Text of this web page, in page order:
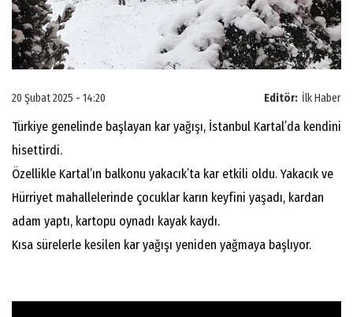
Editör: İlk Haber
20 Şubat 2025 - 14:20
Türkiye genelinde başlayan kar yağışı, İstanbul Kartal’da kendini
hisettirdi.
Özellikle Kartal’ın balkonu yakacık’ta kar etkili oldu. Yakacık ve
Hürriyet mahallelerinde çocuklar karın keyfini yaşadı, kardan
adam yaptı, kartopu oynadı kayak kaydı.
Kısa sürelerle kesilen kar yağışı yeniden yağmaya başlıyor.